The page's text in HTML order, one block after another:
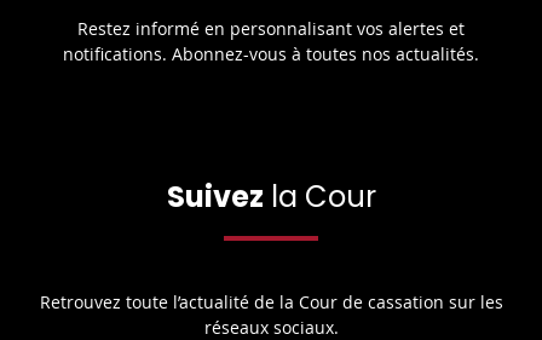
Restez informé en personnalisant vos alertes et
notifications. Abonnez-vous à toutes nos actualités.
Suivez la Cour
Retrouvez toute l’actualité de la Cour de cassation sur les
réseaux sociaux.